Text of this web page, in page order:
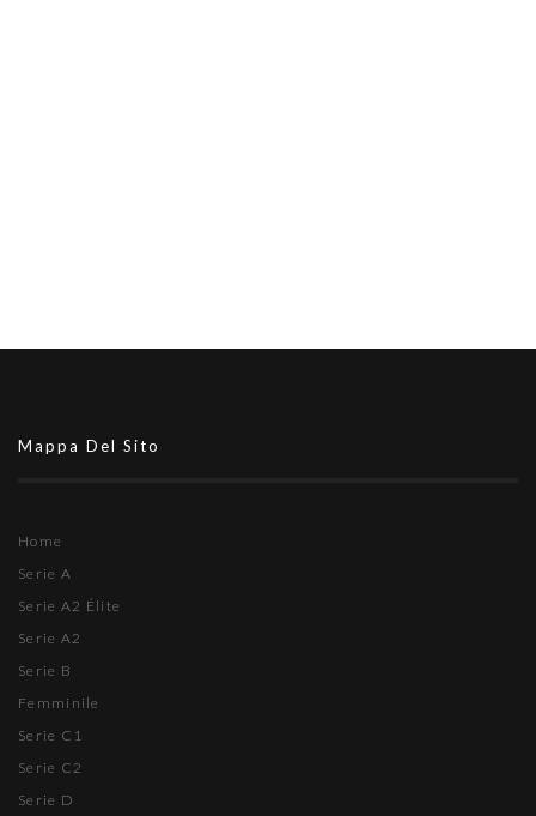
Mappa Del Sito
Home
Serie A
Serie A2 Élite
Serie A2
Serie B
Femminile
Serie C1
Serie C2
Serie D